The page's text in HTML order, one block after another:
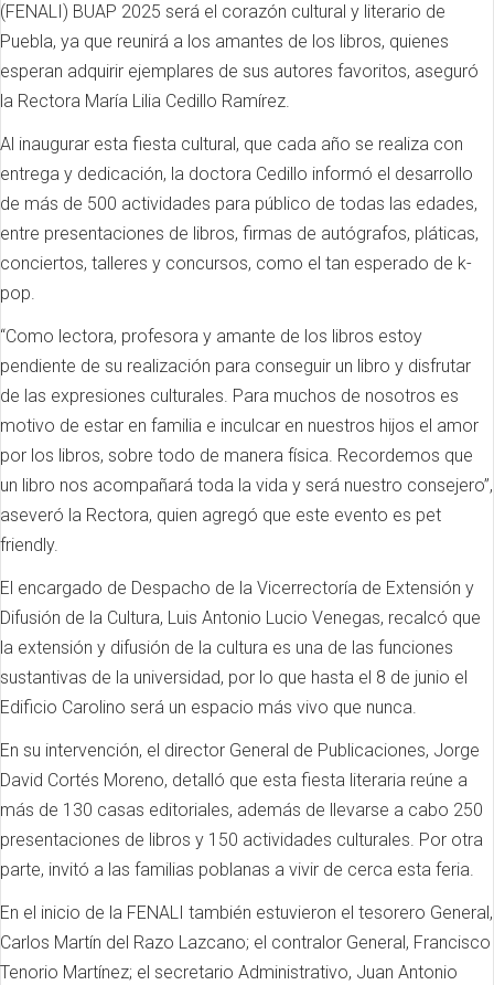
(FENALI) BUAP 2025 será el corazón cultural y literario de
Puebla, ya que reunirá a los amantes de los libros, quienes
esperan adquirir ejemplares de sus autores favoritos, aseguró
la Rectora María Lilia Cedillo Ramírez.
Al inaugurar esta fiesta cultural, que cada año se realiza con
entrega y dedicación, la doctora Cedillo informó el desarrollo
de más de 500 actividades para público de todas las edades,
entre presentaciones de libros, firmas de autógrafos, pláticas,
conciertos, talleres y concursos, como el tan esperado de k-
pop.
“Como lectora, profesora y amante de los libros estoy
pendiente de su realización para conseguir un libro y disfrutar
de las expresiones culturales. Para muchos de nosotros es
motivo de estar en familia e inculcar en nuestros hijos el amor
por los libros, sobre todo de manera física. Recordemos que
un libro nos acompañará toda la vida y será nuestro consejero”,
aseveró la Rectora, quien agregó que este evento es pet
friendly.
El encargado de Despacho de la Vicerrectoría de Extensión y
Difusión de la Cultura, Luis Antonio Lucio Venegas, recalcó que
la extensión y difusión de la cultura es una de las funciones
sustantivas de la universidad, por lo que hasta el 8 de junio el
Edificio Carolino será un espacio más vivo que nunca.
En su intervención, el director General de Publicaciones, Jorge
David Cortés Moreno, detalló que esta fiesta literaria reúne a
más de 130 casas editoriales, además de llevarse a cabo 250
presentaciones de libros y 150 actividades culturales. Por otra
parte, invitó a las familias poblanas a vivir de cerca esta feria.
En el inicio de la FENALI también estuvieron el tesorero General,
Carlos Martín del Razo Lazcano; el contralor General, Francisco
Tenorio Martínez; el secretario Administrativo, Juan Antonio